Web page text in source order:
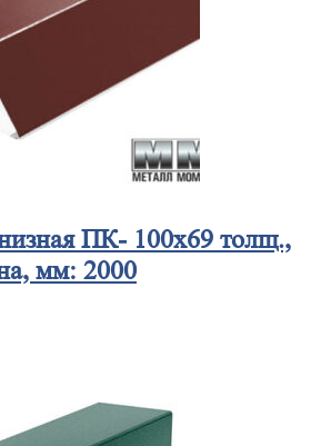
ПК- 100х69 толщ.,
мм: 2000